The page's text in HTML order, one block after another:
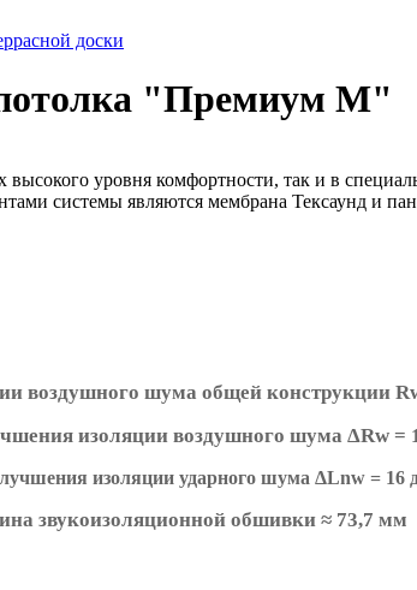
доски
потолка "Премиум М"
уровня комфортности, так и в
системы являются мембрана Тексаунд и
воздушного шума общей конструкции R
изоляции воздушного шума ΔRw =
изоляции ударного шума ΔLnw= 16
звукоизоляционной обшивки ≈ 73,7 мм